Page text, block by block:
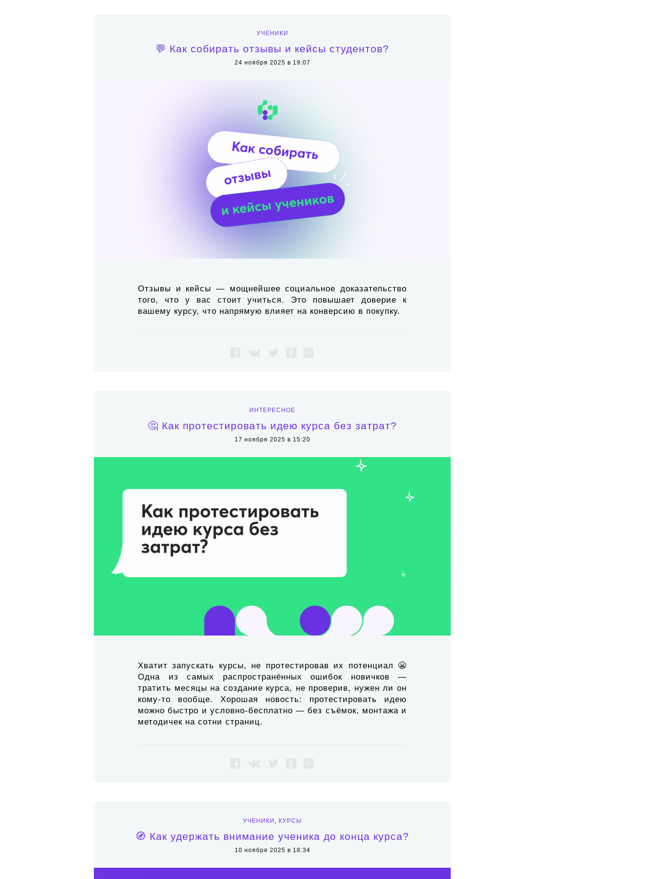
УЧЕНИКИ
💬 Как собирать отзывы и кейсы студентов?
24 ноября 2025 в 19:07
Отзывы и кейсы — мощнейшее социальное доказательство
того, что у вас стоит учиться. Это повышает доверие к
вашему курсу, что напрямую влияет на конверсию в покупку.
ИНТЕРЕСНОЕ
🤔 Как протестировать идею курса без затрат?
17 ноября 2025 в 15:20
Хватит запускать курсы, не протестировав их потенциал 😬
Одна из самых распространённых ошибок новичков —
тратить месяцы на создание курса, не проверив, нужен ли он
кому-то вообще. Хорошая новость: протестировать идею
можно быстро и условно-бесплатно — без съёмок, монтажа и
методичек на сотни страниц.
УЧЕНИКИ , КУРСЫ
🧭 Как удержать внимание ученика до конца курса?
10 ноября 2025 в 18:34